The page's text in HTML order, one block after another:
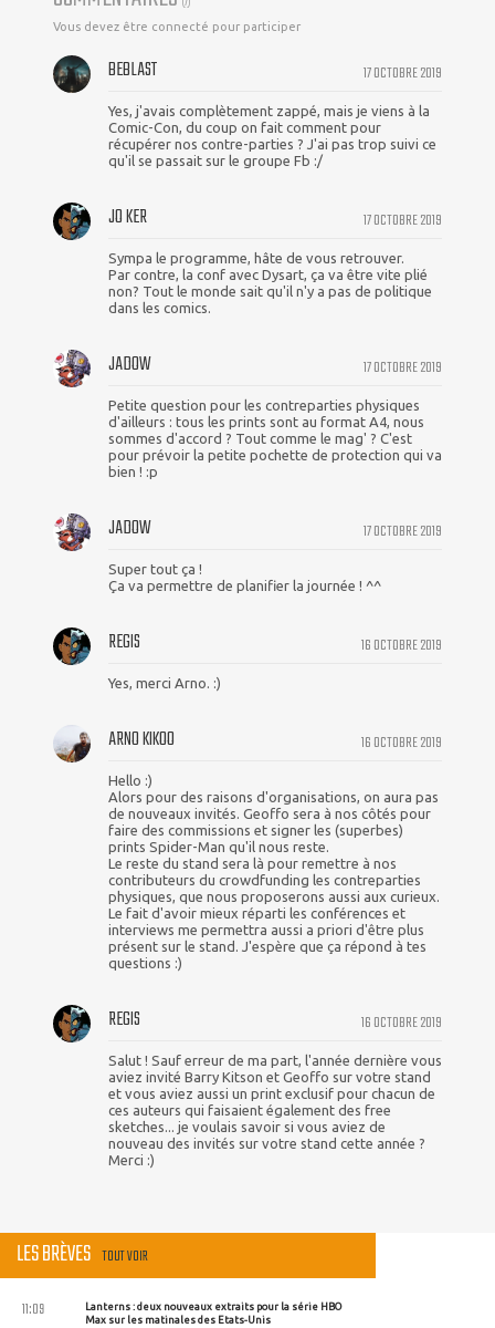
Vous devez être connecté pour participer
17 OCTOBRE 2019
BEBLAST
Yes, j'avais complètement zappé, mais je viens à la
Comic-Con, du coup on fait comment pour
récupérer nos contre-parties ? J'ai pas trop suivi ce
qu'il se passait sur le groupe Fb :/
17 OCTOBRE 2019
JO KER
Sympa le programme, hâte de vous retrouver.
Par contre, la conf avec Dysart, ça va être vite plié
non? Tout le monde sait qu'il n'y a pas de politique
dans les comics.
17 OCTOBRE 2019
JADOW
Petite question pour les contreparties physiques
d'ailleurs : tous les prints sont au format A4, nous
sommes d'accord ? Tout comme le mag' ? C'est
pour prévoir la petite pochette de protection qui va
bien ! :p
17 OCTOBRE 2019
JADOW
Super tout ça !
Ça va permettre de planifier la journée ! ^^
16 OCTOBRE 2019
REGIS
Yes, merci Arno. :)
16 OCTOBRE 2019
ARNO KIKOO
Hello :)
Alors pour des raisons d'organisations, on aura pas
de nouveaux invités. Geoffo sera à nos côtés pour
faire des commissions et signer les (superbes)
prints Spider-Man qu'il nous reste.
Le reste du stand sera là pour remettre à nos
contributeurs du crowdfunding les contreparties
physiques, que nous proposerons aussi aux curieux.
Le fait d'avoir mieux réparti les conférences et
interviews me permettra aussi a priori d'être plus
présent sur le stand. J'espère que ça répond à tes
questions :)
16 OCTOBRE 2019
REGIS
Salut ! Sauf erreur de ma part, l'année dernière vous
aviez invité Barry Kitson et Geoffo sur votre stand
et vous aviez aussi un print exclusif pour chacun de
ces auteurs qui faisaient également des free
sketches... je voulais savoir si vous aviez de
nouveau des invités sur votre stand cette année ?
Merci :)
LES BRÈVES TOUT VOIR
Lanterns : deux nouveaux extraits pour la série HBO
Max sur les matinales des Etats-Unis
11:09